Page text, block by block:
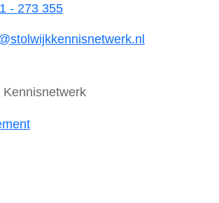
- 273 355